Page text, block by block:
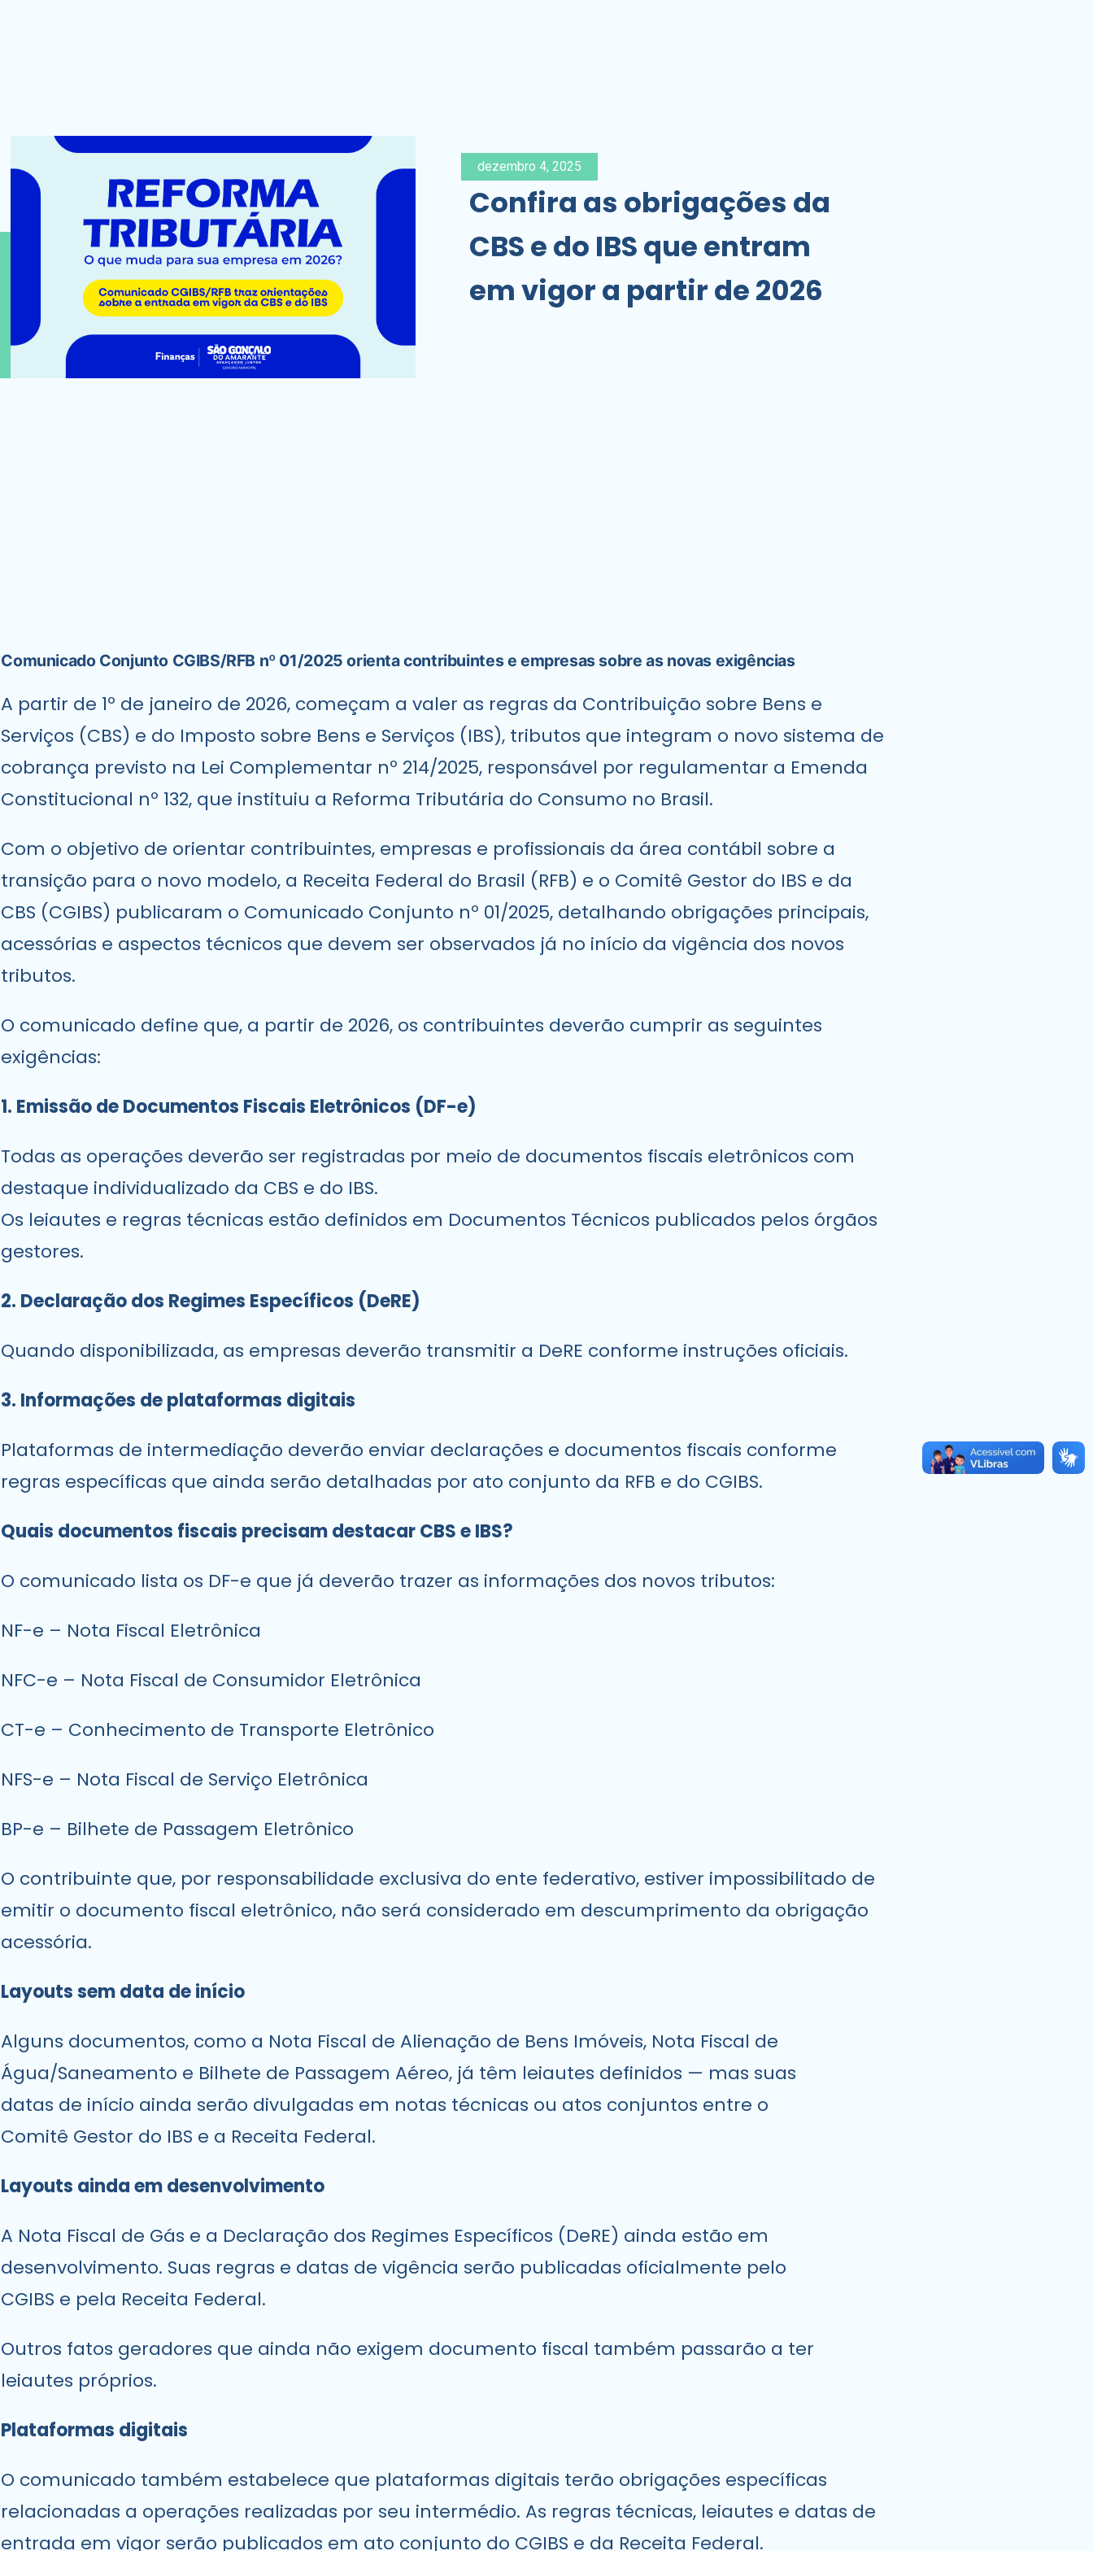
dezembro 4, 2025
Confira as obrigações da
CBS e do IBS que entram
em vigor a partir de 2026
Comunicado Conjunto CGIBS/RFB nº 01/2025 orienta contribuintes e empresas sobre as novas exigências
A partir de 1º de janeiro de 2026, começam a valer as regras da Contribuição sobre Bens e
Serviços (CBS) e do Imposto sobre Bens e Serviços (IBS), tributos que integram o novo sistema de
cobrança previsto na Lei Complementar nº 214/2025, responsável por regulamentar a Emenda
Constitucional nº 132, que instituiu a Reforma Tributária do Consumo no Brasil.
Com o objetivo de orientar contribuintes, empresas e profissionais da área contábil sobre a
transição para o novo modelo, a Receita Federal do Brasil (RFB) e o Comitê Gestor do IBS e da
CBS (CGIBS) publicaram o Comunicado Conjunto nº 01/2025, detalhando obrigações principais,
acessórias e aspectos técnicos que devem ser observados já no início da vigência dos novos
tributos.
O comunicado define que, a partir de 2026, os contribuintes deverão cumprir as seguintes
exigências:
1. Emissão de Documentos Fiscais Eletrônicos (DF-e)
Todas as operações deverão ser registradas por meio de documentos fiscais eletrônicos com
destaque individualizado da CBS e do IBS.
Os leiautes e regras técnicas estão definidos em Documentos Técnicos publicados pelos órgãos
gestores.
2. Declaração dos Regimes Específicos (DeRE)
Quando disponibilizada, as empresas deverão transmitir a DeRE conforme instruções oficiais.
3. Informações de plataformas digitais
Plataformas de intermediação deverão enviar declarações e documentos fiscais conforme
regras específicas que ainda serão detalhadas por ato conjunto da RFB e do CGIBS.
Quais documentos fiscais precisam destacar CBS e IBS?
O comunicado lista os DF-e que já deverão trazer as informações dos novos tributos:
NF-e – Nota Fiscal Eletrônica
NFC-e – Nota Fiscal de Consumidor Eletrônica
CT-e – Conhecimento de Transporte Eletrônico
NFS-e – Nota Fiscal de Serviço Eletrônica
BP-e – Bilhete de Passagem Eletrônico
O contribuinte que, por responsabilidade exclusiva do ente federativo, estiver impossibilitado de
emitir o documento fiscal eletrônico, não será considerado em descumprimento da obrigação
acessória.
Layouts sem data de início
Alguns documentos, como a Nota Fiscal de Alienação de Bens Imóveis, Nota Fiscal de
Água/Saneamento e Bilhete de Passagem Aéreo, já têm leiautes definidos — mas suas
datas de início ainda serão divulgadas em notas técnicas ou atos conjuntos entre o
Comitê Gestor do IBS e a Receita Federal.
Layouts ainda em desenvolvimento
A Nota Fiscal de Gás e a Declaração dos Regimes Específicos (DeRE) ainda estão em
desenvolvimento. Suas regras e datas de vigência serão publicadas oficialmente pelo
CGIBS e pela Receita Federal.
Outros fatos geradores que ainda não exigem documento fiscal também passarão a ter
leiautes próprios.
Plataformas digitais
O comunicado também estabelece que plataformas digitais terão obrigações específicas
relacionadas a operações realizadas por seu intermédio. As regras técnicas, leiautes e datas de
entrada em vigor serão publicados em ato conjunto do CGIBS e da Receita Federal.